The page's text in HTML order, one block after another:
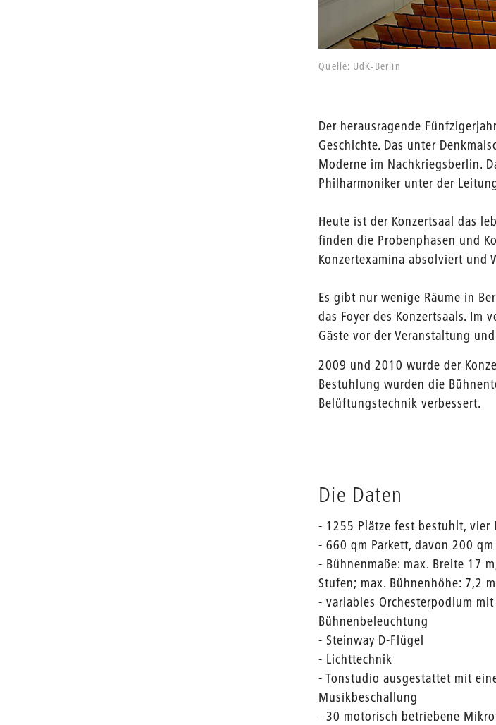
Quelle: UdK-Berlin
Der herausragende
Geschichte. Das unter
Moderne im Nachkriegsberlin.
Philharmoniker unter der
Heute ist der Konzertsaal das
finden die Probenphasen und
Konzertexamina absolviert und
Es gibt nur wenige Räume in
das Foyer des Konzertsaals. Im
Gäste vor der Veranstaltung
2009 und 2010 wurde der
Bestuhlung wurden die
Belüftungstechnik verbessert.
Die Daten
- 1255 Plätze fest bestuhlt,
- 660 qm Parkett, davon 200
- Bühnenmaße: max. Breite 17
Stufen; max. Bühnenhöhe: 7,2
- variables Orchesterpodium
Bühnenbeleuchtung
- Steinway D-Flügel
- Lichttechnik
- Tonstudio ausgestattet mit
Musikbeschallung
- 30 motorisch betriebene